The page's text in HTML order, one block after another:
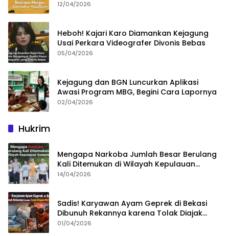
dan Gerindra
12/04/2026
Heboh! Kajari Karo Diamankan Kejagung
Usai Perkara Videografer Divonis Bebas
05/04/2026
Kejagung dan BGN Luncurkan Aplikasi
Awasi Program MBG, Begini Cara Lapornya
02/04/2026
Hukrim
Mengapa Narkoba Jumlah Besar Berulang
Kali Ditemukan di Wilayah Kepulauan
Sumenep?
14/04/2026
Sadis! Karyawan Ayam Geprek di Bekasi
Dibunuh Rekannya karena Tolak Diajak
Merampok Majikan
01/04/2026